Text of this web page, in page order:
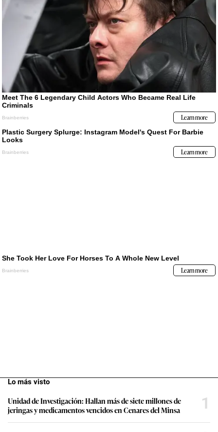
Lo más visto
Unidad de Investigación: Hallan más de siete millones de
jeringas y medicamentos vencidos en Cenares del Minsa
1